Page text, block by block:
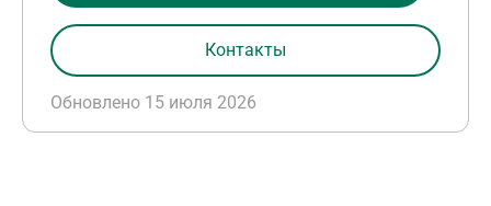
Обновлено 15 июля 2026
Контакты